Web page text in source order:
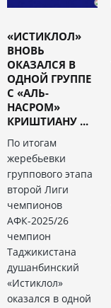
«ИСТИКЛОЛ»
ВНОВЬ
ОКАЗАЛСЯ В
ОДНОЙ ГРУППЕ
С «АЛЬ-
НАСРОМ»
КРИШТИАНУ ...
По итогам
жеребьевки
группового этапа
второй Лиги
чемпионов
АФК-2025/26
чемпион
Таджикистана
душанбинский
«Истиклол»
оказался в одной